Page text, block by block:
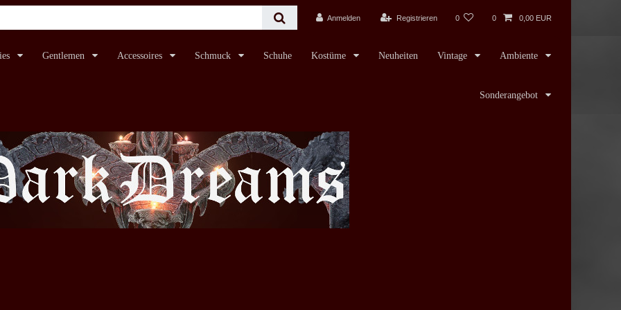
Anmelden Registrieren 0 0 0,00 EUR
Gentlemen Accessoires Schmuck Schuhe Kostüme Neuheiten Vintage Ambiente
Sonderangebot